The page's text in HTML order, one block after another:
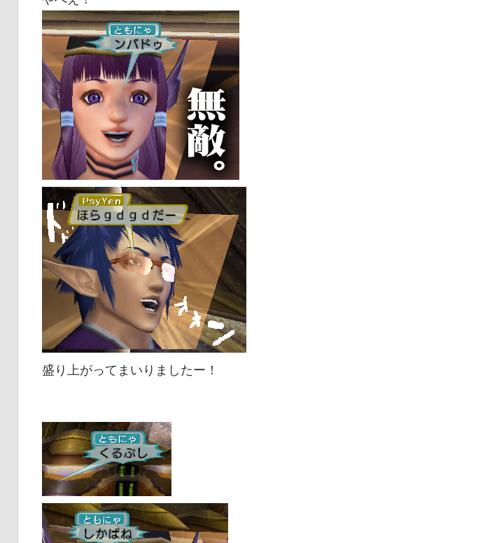
盛り上がってまいりましたー！